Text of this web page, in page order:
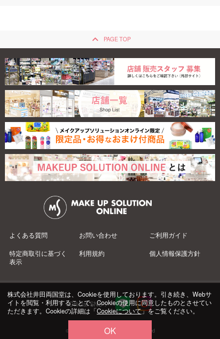
keyboard_arrow_up PAGE TOP
よくある質問 お問い合わせ ご利用ガイド
特定商取引に基づく
表示
利用規約 個人情報保護方針
Official SNS：
© 井田両国堂 Co.,Ltd.All Rights Reserved
株式会社井田両国堂は、Cookieを使用しております。引き続き、Webサ
イトを閲覧・利用することで、Cookieの使用に同意したものとさせてい
ただきます。Cookieの詳細は「Cookieについて」をご覧ください。
OK